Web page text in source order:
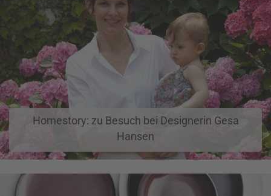
Homestory: zu Besuch bei Designerin Gesa
Hansen